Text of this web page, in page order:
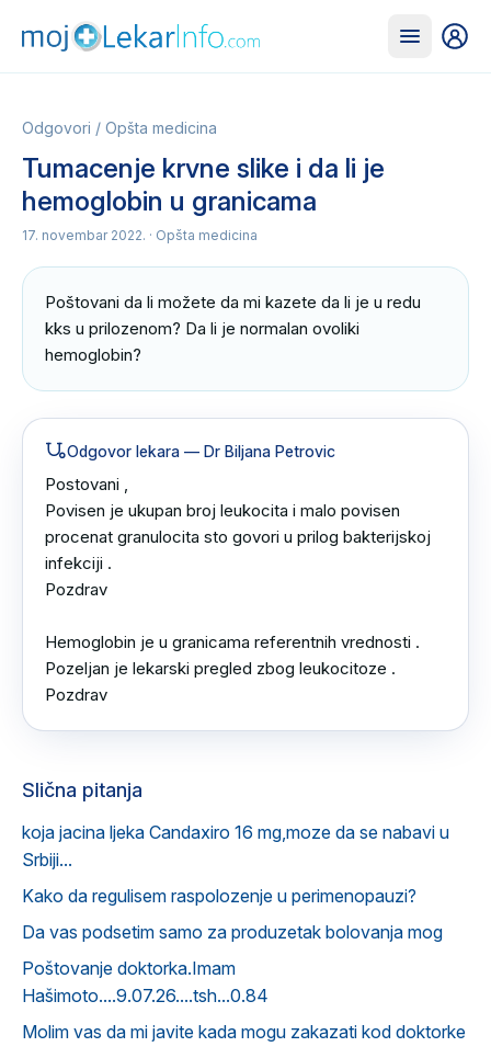
Odgovori / Opšta medicina
Tumacenje krvne slike i da li je
hemoglobin u granicama
17. novembar 2022. · Opšta medicina
Poštovani da li možete da mi kazete da li je u redu
kks u prilozenom? Da li je normalan ovoliki
hemoglobin?
Odgovor lekara — Dr Biljana Petrovic
Postovani ,
Povisen je ukupan broj leukocita i malo povisen
procenat granulocita sto govori u prilog bakterijskoj
infekciji .
Pozdrav
Hemoglobin je u granicama referentnih vrednosti .
Pozeljan je lekarski pregled zbog leukocitoze .
Pozdrav
Slična pitanja
koja jacina ljeka Candaxiro 16 mg,moze da se nabavi u
Srbiji...
Kako da regulisem raspolozenje u perimenopauzi?
Da vas podsetim samo za produzetak bolovanja mog
Poštovanje doktorka.Imam
Hašimoto....9.07.26....tsh...0.84
Molim vas da mi javite kada mogu zakazati kod doktorke